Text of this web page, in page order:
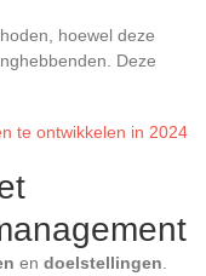
hoewel deze
Deze
te ontwikkelen in 2024
en doelstellingen